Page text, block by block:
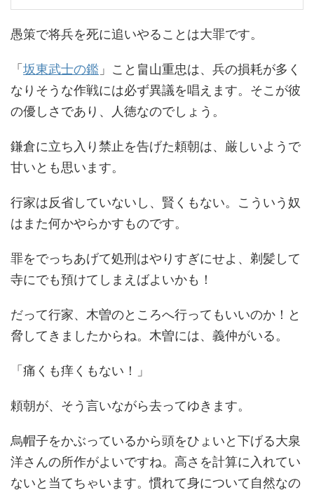
愚策で将兵を死に追いやることは大罪です。
「 坂東武士の鑑 」こと畠山重忠は、兵の損耗が多く
なりそうな作戦には必ず異議を唱えます。そこが彼
の優しさであり、人徳なのでしょう。
鎌倉に立ち入り禁止を告げた頼朝は、厳しいようで
甘いとも思います。
行家は反省していないし、賢くもない。こういう奴
はまた何かやらかすものです。
罪をでっちあげて処刑はやりすぎにせよ、剃髪して
寺にでも預けてしまえばよいかも！
だって行家、木曽のところへ行ってもいいのか！と
脅してきましたからね。木曽には、義仲がいる。
「痛くも痒くもない！」
頼朝が、そう言いながら去ってゆきます。
烏帽子をかぶっているから頭をひょいと下げる大泉
洋さんの所作がよいですね。高さを計算に入れてい
ないと当てちゃいます。慣れて身について自然なの